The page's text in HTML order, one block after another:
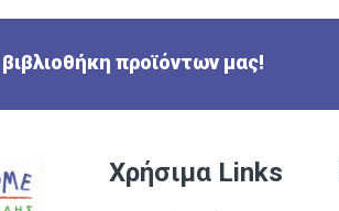
προϊόντων μας!
Χρήσιμα Links